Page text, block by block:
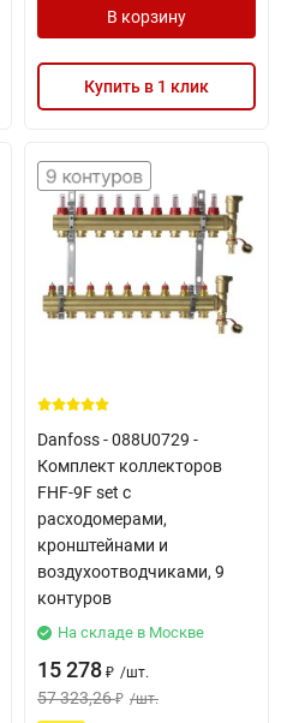
В корзину
Купить в 1 клик
Danfoss - 088U0729 -
Комплект коллекторов
FHF-9F set с
расходомерами,
кронштейнами и
воздухоотводчиками, 9
контуров
На складе в Москве
15 278 ₽ /шт.
57 323,26 ₽ /шт.